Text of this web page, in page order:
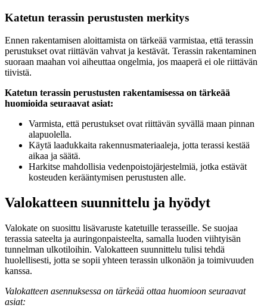
Katetun terassin perustusten merkitys
Ennen rakentamisen aloittamista on tärkeää varmistaa, että terassin
perustukset ovat riittävän vahvat ja kestävät. Terassin rakentaminen
suoraan maahan voi aiheuttaa ongelmia, jos maaperä ei ole riittävän
tiivistä.
Katetun terassin perustusten rakentamisessa on tärkeää
huomioida seuraavat asiat:
Varmista, että perustukset ovat riittävän syvällä maan pinnan
alapuolella.
Käytä laadukkaita rakennusmateriaaleja, jotta terassi kestää
aikaa ja säätä.
Harkitse mahdollisia vedenpoistojärjestelmiä, jotka estävät
kosteuden kerääntymisen perustusten alle.
Valokatteen suunnittelu ja hyödyt
Valokate on suosittu lisävaruste katetuille terasseille. Se suojaa
terassia sateelta ja auringonpaisteelta, samalla luoden viihtyisän
tunnelman ulkotiloihin. Valokatteen suunnittelu tulisi tehdä
huolellisesti, jotta se sopii yhteen terassin ulkonäön ja toimivuuden
kanssa.
Valokatteen asennuksessa on tärkeää ottaa huomioon seuraavat
asiat: